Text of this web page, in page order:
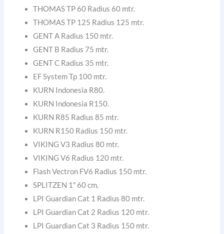
THOMAS TP 60 Radius 60 mtr.
THOMAS TP 125 Radius 125 mtr.
GENT A Radius 150 mtr.
GENT B Radius 75 mtr.
GENT C Radius 35 mtr.
EF System Tp 100 mtr.
KURN Indonesia R80.
KURN Indonesia R150.
KURN R85 Radius 85 mtr.
KURN R150 Radius 150 mtr.
VIKING V3 Radius 80 mtr.
VIKING V6 Radius 120 mtr.
Flash Vectron FV6 Radius 150 mtr.
SPLITZEN 1″ 60 cm.
LPI Guardian Cat 1 Radius 80 mtr.
LPI Guardian Cat 2 Radius 120 mtr.
LPI Guardian Cat 3 Radius 150 mtr.